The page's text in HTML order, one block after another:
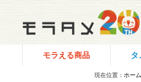
モラえる商品 タ
現在位置： ホーム